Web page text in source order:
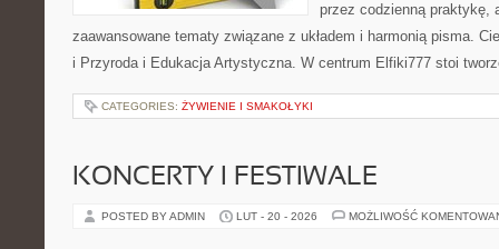
przez codzienną praktykę,
zaawansowane tematy związane z układem i harmonią pisma.
i Przyroda i Edukacja Artystyczna. W centrum Elfiki777 stoi
CATEGORIES: ŻYWIENIE I SMAKOŁYKI
KONCERTY I FESTIWALE
POSTED BY ADMIN LUT - 20 - 2026 MOŻLIWOŚĆ